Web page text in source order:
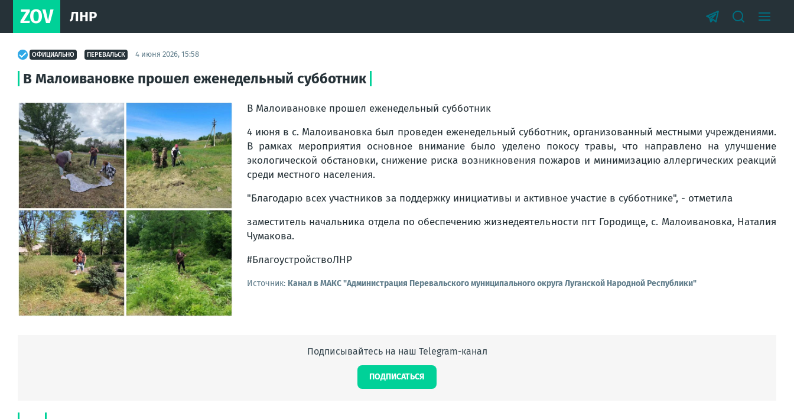
ZOV ЛНР
ОФИЦИАЛЬНО ПЕРЕВАЛЬСК 4 июня 2026, 15:58
В Малоивановке прошел еженедельный субботник
В Малоивановке прошел еженедельный субботник
4 июня в с. Малоивановка был проведен еженедельный субботник, организованный местными учреждениями.
В рамках мероприятия основное внимание было уделено покосу травы, что направлено на улучшение
экологической обстановки, снижение риска возникновения пожаров и минимизацию аллергических реакций
среди местного населения.
"Благодарю всех участников за поддержку инициативы и активное участие в субботнике", - отметила
заместитель начальника отдела по обеспечению жизнедеятельности пгт Городище, с. Малоивановка, Наталия
Чумакова.
#БлагоустройствоЛНР
Источник: Канал в МАКС "Администрация Перевальского муниципального округа Луганской Народной Республики"
Подписывайтесь на наш Telegram-канал
ПОДПИСАТЬСЯ